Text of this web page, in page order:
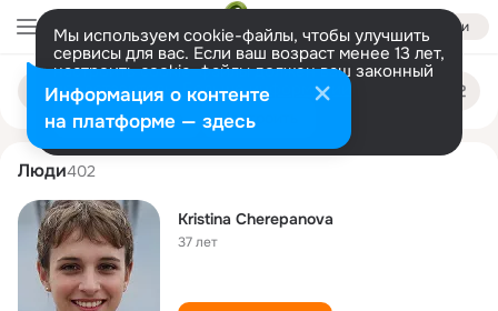
Войти
Мы используем cookie-файлы, чтобы улучшить
сервисы для вас. Если ваш возраст менее 13 лет,
настроить cookie-файлы должен ваш законный
представитель. Больше информации
Разрешить все Настроить
Поиск
людям
kristina cherepanova
Люди402
Kristina Cherepanova
37 лет
Информация о контенте
на платформе — здесь